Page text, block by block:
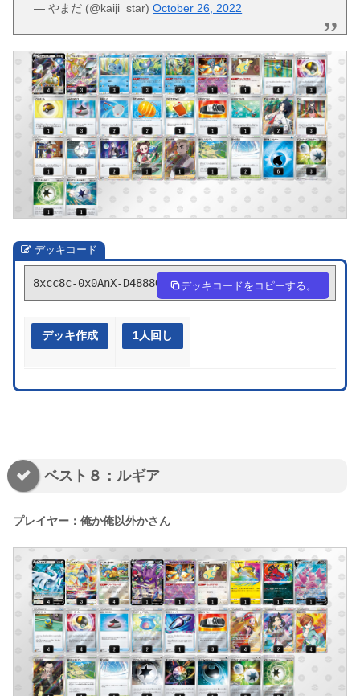
— やまだ (@kaiji_star)October 26, 2022
デッキコード
8xcc8c-0x0AnX-D4888G デッキコードをコピーする。
デッキ作成 1人回し
ベスト８：ルギア
プレイヤー：俺か俺以外かさん